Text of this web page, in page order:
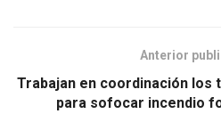
Anterior
Trabajan en coordinación los
para sofocar incendio